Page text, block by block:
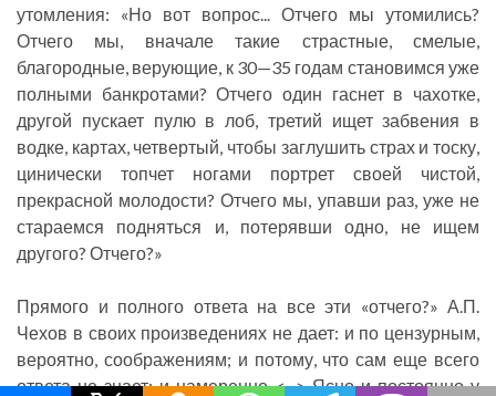
утомления: «Но вот вопрос... Отчего мы утомились?
Отчего мы, вначале такие страстные, смелые,
благородные, верующие, к 30—35 годам становимся уже
полными банкротами? Отчего один гаснет в чахотке,
другой пускает пулю в лоб, третий ищет забвения в
водке, картах, четвертый, чтобы заглушить страх и тоску,
цинически топчет ногами портрет своей чистой,
прекрасной молодости? Отчего мы, упавши раз, уже не
стараемся подняться и, потерявши одно, не ищем
другого? Отчего?»
Прямого и полного ответа на все эти «отчего?» А.П.
Чехов в своих произведениях не дает: и по цензурным,
вероятно, соображениям; и потому, что сам еще всего
ответа не знает; и намеренно <...> Ясно и постоянно у